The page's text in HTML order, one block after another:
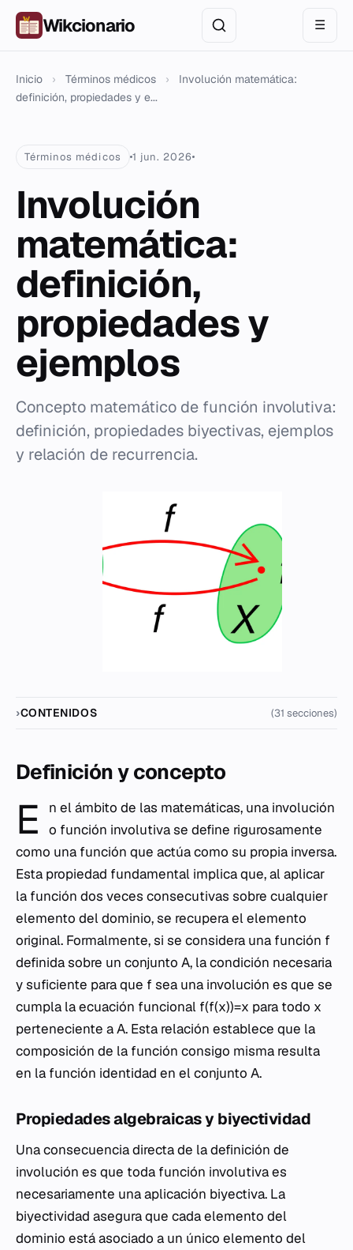
Wikcionario ☰
Inicio › Términos médicos ›
Involución matemática:
definición, propiedades y e...
Términos médicos 1 jun. 2026
Involución
matemática:
definición,
propiedades y
ejemplos
Concepto matemático de función involutiva:
definición, propiedades biyectivas, ejemplos
y relación de recurrencia.
CONTENIDOS (31 secciones)
Definición y concepto
E
n el ámbito de las matemáticas, una involución
o función involutiva se define rigurosamente
como una función que actúa como su propia inversa.
Esta propiedad fundamental implica que, al aplicar
la función dos veces consecutivas sobre cualquier
elemento del dominio, se recupera el elemento
original. Formalmente, si se considera una función f
definida sobre un conjunto A, la condición necesaria
y suficiente para que f sea una involución es que se
cumpla la ecuación funcional f(f(x))=x para todo x
perteneciente a A. Esta relación establece que la
composición de la función consigo misma resulta
en la función identidad en el conjunto A.
Propiedades algebraicas y biyectividad
Una consecuencia directa de la definición de
involución es que toda función involutiva es
necesariamente una aplicación biyectiva. La
biyectividad asegura que cada elemento del
dominio está asociado a un único elemento del